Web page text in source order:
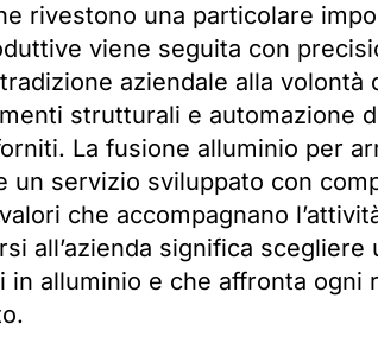
rivestono una particolare
viene seguita con
aziendale alla volontà
strutturali e automazione
La fusione alluminio per
un servizio sviluppato con
che accompagnano
all’azienda significa scegliere
alluminio e che affronta ogni